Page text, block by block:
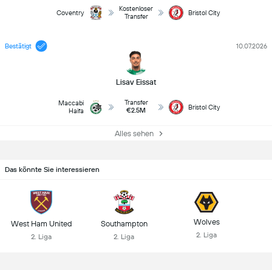
Coventry
Kostenloser
Transfer
Bristol City
Bestätigt
Lisav Eissat
10.07.2026
Maccabi
Haifa
Transfer
€2.5M
Bristol City
Alles sehen
Das könnte Sie interessieren
West Ham United
2. Liga
Southampton
2. Liga
Wolves
2. Liga